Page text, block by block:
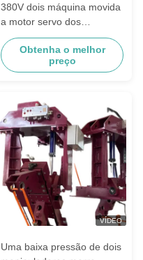
380V dois máquina movida
a motor servo dos
manipuladores LPDC
Obtenha o melhor
preço
VÍDEO
Uma baixa pressão de dois